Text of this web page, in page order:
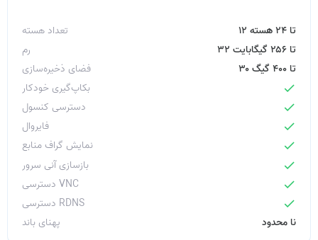
تعداد هسته
۱۲ تا ۲۴ هسته
رم
۳۲ تا ۲۵۶ گیگابایت
فضای ذخیره‌سازی
۳۰ تا ۴۰۰ گیگ
بکاپ‌گیری خودکار
check
دسترسی کنسول check
فایروال check
نمایش گراف منابع check
بازسازی آنی سرور check
دسترسی VNC check
دسترسی RDNS check
پهنای باند نا محدود